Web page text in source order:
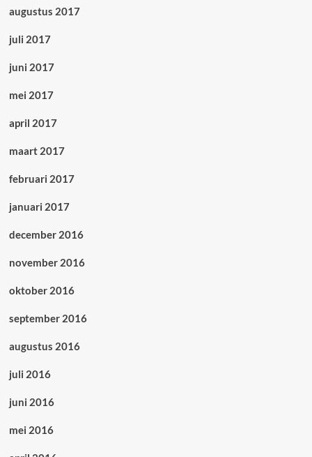
augustus 2017
juli 2017
juni 2017
mei 2017
april 2017
maart 2017
februari 2017
januari 2017
december 2016
november 2016
oktober 2016
september 2016
augustus 2016
juli 2016
juni 2016
mei 2016